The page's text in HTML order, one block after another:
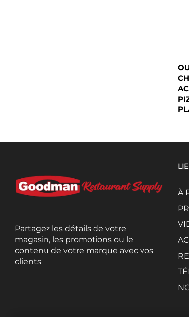
Partagez les détails de votre
magasin, les promotions ou le
contenu de votre marque avec vos
clients
À